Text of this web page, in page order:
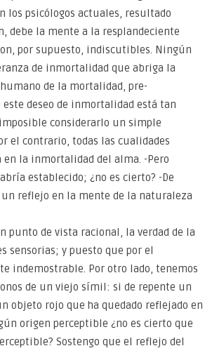
los psicólogos actuales, resultado
debe la mente a la resplandeciente
por supuesto, indiscutibles. Ningún
de inmortalidad que abriga la
de la mortalidad, pre-
deseo de inmortalidad está tan
considerarlo un simple
el contrario, todas las cualidades
la inmortalidad del alma. -Pero
establecido; ¿no es cierto? -De
un reflejo en la mente de la naturaleza
punto de vista racional, la verdad de la
sensorias; y puesto que por el
indemostrable. Por otro lado, tenemos
de un viejo símil: si de repente un
objeto rojo que ha quedado reflejado en
origen perceptible ¿no es cierto que
Sostengo que el reflejo del